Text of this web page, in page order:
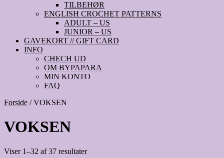
TILBEHØR
ENGLISH CROCHET PATTERNS
ADULT – US
JUNIOR – US
GAVEKORT // GIFT CARD
INFO
CHECH UD
OM BYPAPARA
MIN KONTO
FAQ
Forside / VOKSEN
VOKSEN
Viser 1–32 af 37 resultater